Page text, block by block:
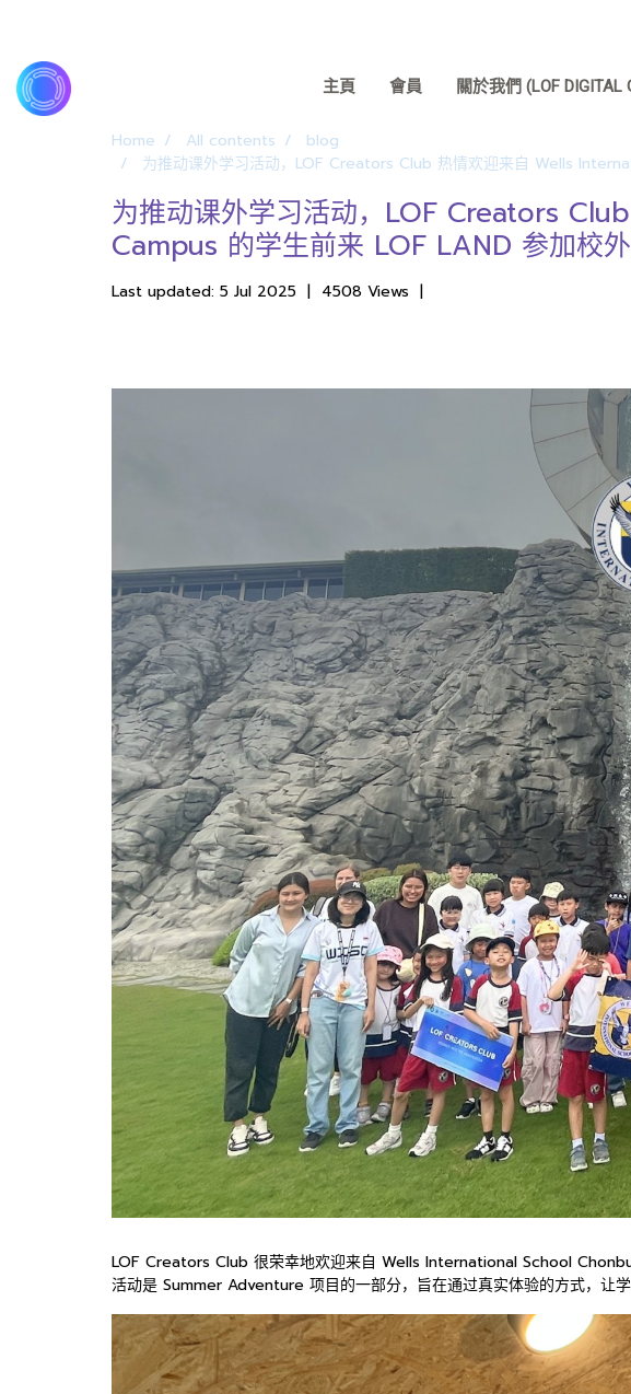
主頁 會員 關於我們 (LOF DIGITAL
Home All contents
blog
为推动课外学习活动，LOF Creators Club 热情欢迎来自 Wells
为推动课外学习活动，LOF Creators
Campus 的学生前来 LOF LAND 参加校外
Last updated: 5 Jul 2025 | 4508 Views |
LOF Creators Club 很荣幸地欢迎来自 Wells International School
活动是 Summer Adventure 项目的一部分，旨在通过真实体验的方式，让